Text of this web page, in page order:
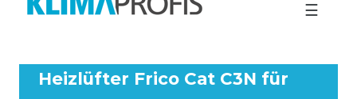
☰
Heizlüfter Frico Cat C3N für